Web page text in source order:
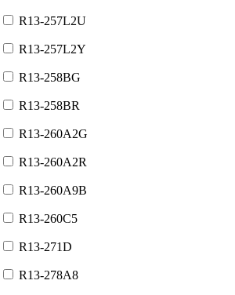
R13-257L2U
R13-257L2Y
R13-258BG
R13-258BR
R13-260A2G
R13-260A2R
R13-260A9B
R13-260С5
R13-271D
R13-278A8